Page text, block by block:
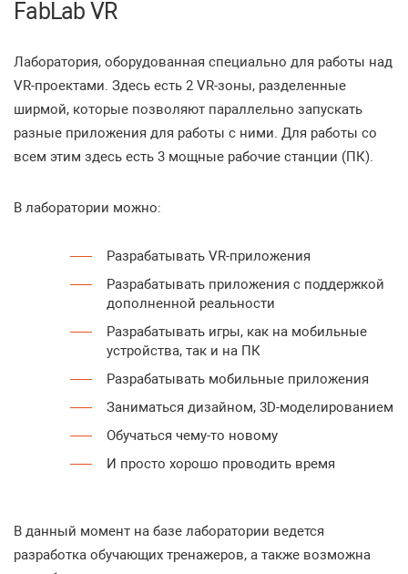
FabLab VR
Лаборатория, оборудованная специально для работы над
VR-проектами. Здесь есть 2 VR-зоны, разделенные
ширмой, которые позволяют параллельно запускать
разные приложения для работы с ними. Для работы со
всем этим здесь есть 3 мощные рабочие станции (ПК).
В лаборатории можно:
Разрабатывать VR-приложения
Разрабатывать приложения с поддержкой
дополненной реальности
Разрабатывать игры, как на мобильные
устройства, так и на ПК
Разрабатывать мобильные приложения
Заниматься дизайном, 3D-моделированием
Обучаться чему-то новому
И просто хорошо проводить время
В данный момент на базе лаборатории ведется
разработка обучающих тренажеров, а также возможна